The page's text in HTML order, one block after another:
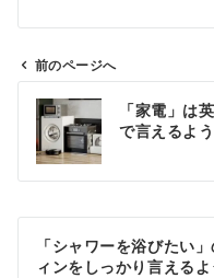
ビ
前のページへ
「家電」は
で言えるよ
「シャワーを浴びたい
ィンをしっかり言える